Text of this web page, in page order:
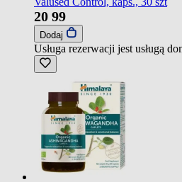
20 99
Dodaj
Usługa rezerwacji jest usługą